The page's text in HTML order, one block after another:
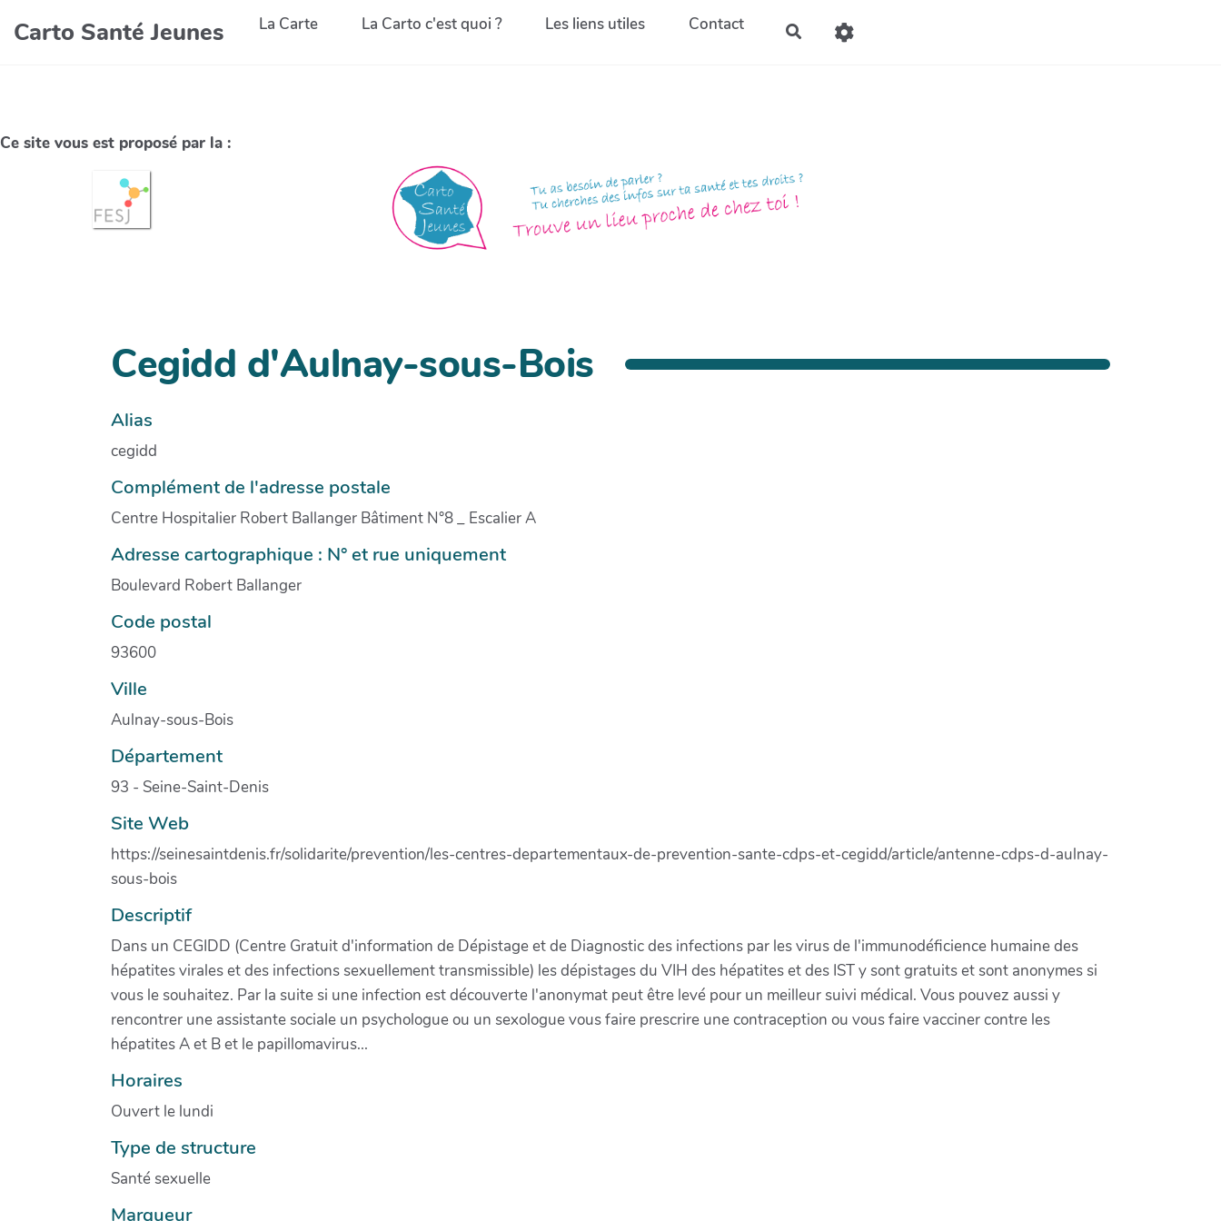
Carto Santé Jeunes La Carte La Carto c'est quoi ? Les liens utiles Contact
Ce site vous est proposé par la :
Cegidd d'Aulnay-sous-Bois
Alias
cegidd
Complément de l'adresse postale
Centre Hospitalier Robert Ballanger Bâtiment N°8 _ Escalier A
Adresse cartographique : N° et rue uniquement
Boulevard Robert Ballanger
Code postal
93600
Ville
Aulnay-sous-Bois
Département
93 - Seine-Saint-Denis
Site Web
https://seinesaintdenis.fr/solidarite/prevention/les-centres-departementaux-de-prevention-sante-cdps-et-cegidd/article/antenne-cdps-d-aulnay-
sous-bois
Descriptif
Dans un CEGIDD (Centre Gratuit d'information de Dépistage et de Diagnostic des infections par les virus de l'immunodéficience humaine des
hépatites virales et des infections sexuellement transmissible) les dépistages du VIH des hépatites et des IST y sont gratuits et sont anonymes si
vous le souhaitez. Par la suite si une infection est découverte l'anonymat peut être levé pour un meilleur suivi médical. Vous pouvez aussi y
rencontrer une assistante sociale un psychologue ou un sexologue vous faire prescrire une contraception ou vous faire vacciner contre les
hépatites A et B et le papillomavirus...
Horaires
Ouvert le lundi
Type de structure
Santé sexuelle
Marqueur